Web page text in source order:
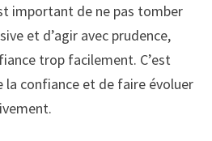
important de ne pas tomber
et d’agir avec prudence,
trop facilement. C’est
la confiance et de faire évoluer